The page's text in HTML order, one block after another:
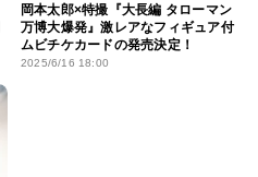
岡本太郎×特撮『大長編 タローマン
万博大爆発』激レアなフィギュア付
ムビチケカードの発売決定！
2025/6/16 18:00